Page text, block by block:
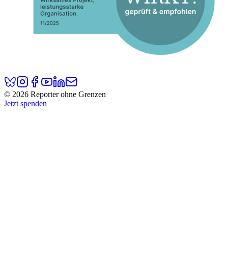
© 2026 Reporter ohne Grenzen
Jetzt spenden